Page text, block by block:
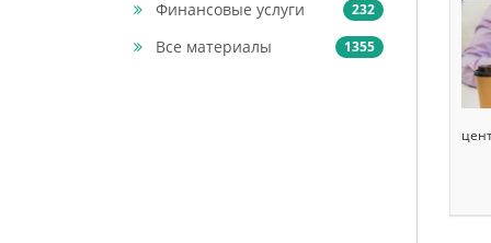
Финансовые услуги 232
Все материалы 1355